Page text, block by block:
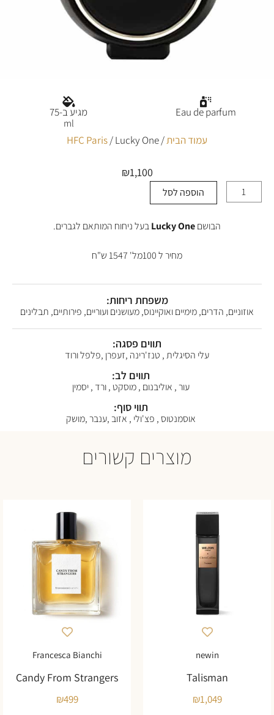
עמוד הבית/
HFC Paris/ Lucky One
₪1,100
של
הוספה לסל
הבושםLucky Oneבעל ניחוח המותאם לגברים.
מחיר ל 100מל' 1547 ש"ח
משפחת ריחות:
אוזוניים, הדרים, מימיים ואוקיינוס, מעושנים ועוריים, פירותיים, תבלינים
תווים פסגה:
עלי הסיגלית , טנז'רינה ,זעפרן ,פלפל ורוד
תווים לב:
עור , אוליבנום , מוסקט , ורד , יסמין
תווי סוף:
אוסמנטוס , פצ'ולי , אזוב ,ענבר ,מושק
Eau de parfum מגיע ב-75
ml
מוצרים קשורים
newin
Talisman
₪1,049
Francesca Bianchi
Candy From Strangers
₪499